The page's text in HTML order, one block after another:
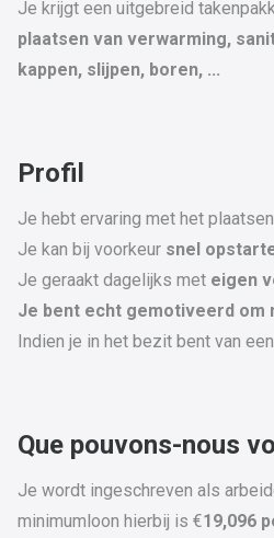
Je krijgt een uitgebreid
plaatsen van verwarming,
kappen, slijpen, boren, ...
Profil
Je hebt ervaring met het
Je kan bij voorkeur snel
Je geraakt dagelijks met eigen
Je bent echt gemotiveerd om
Indien je in het bezit bent van
Que pouvons-nous
Je wordt ingeschreven als
minimumloon hierbij is €19,096